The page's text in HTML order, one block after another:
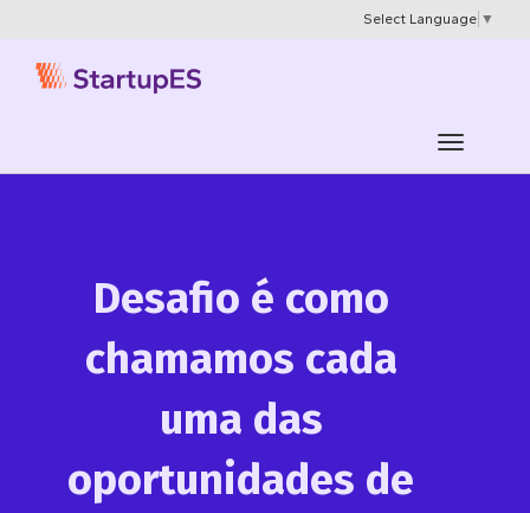
Select Language ▼
Desafio é como
chamamos cada
uma das
oportunidades de